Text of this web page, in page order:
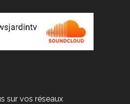
sur vos réseaux